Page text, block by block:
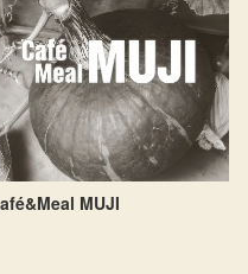
MUJI